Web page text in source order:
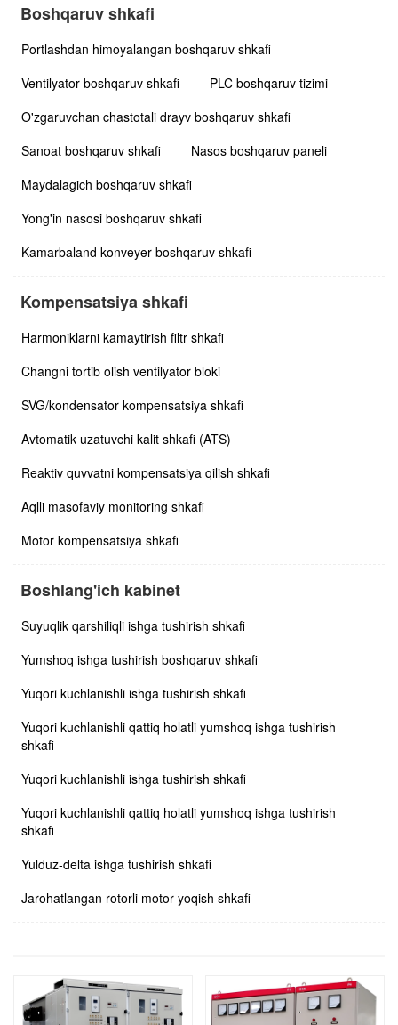
Boshqaruv shkafi
Portlashdan himoyalangan boshqaruv shkafi
Ventilyator boshqaruv shkafi
PLC boshqaruv tizimi
O'zgaruvchan chastotali drayv boshqaruv shkafi
Sanoat boshqaruv shkafi
Nasos boshqaruv paneli
Maydalagich boshqaruv shkafi
Yong'in nasosi boshqaruv shkafi
Kamarbaland konveyer boshqaruv shkafi
Kompensatsiya shkafi
Harmoniklarni kamaytirish filtr shkafi
Changni tortib olish ventilyator bloki
SVG/kondensator kompensatsiya shkafi
Avtomatik uzatuvchi kalit shkafi (ATS)
Reaktiv quvvatni kompensatsiya qilish shkafi
Aqlli masofaviy monitoring shkafi
Motor kompensatsiya shkafi
Boshlang'ich kabinet
Suyuqlik qarshiliqli ishga tushirish shkafi
Yumshoq ishga tushirish boshqaruv shkafi
Yuqori kuchlanishli ishga tushirish shkafi
Yuqori kuchlanishli qattiq holatli yumshoq ishga tushirish
shkafi
Yuqori kuchlanishli ishga tushirish shkafi
Yuqori kuchlanishli qattiq holatli yumshoq ishga tushirish
shkafi
Yulduz-delta ishga tushirish shkafi
Jarohatlangan rotorli motor yoqish shkafi